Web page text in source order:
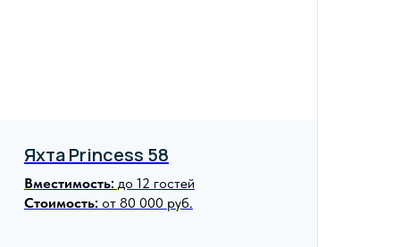
Яхта Princess 58
Вместимость: до 12 гостей
Стоимость: от 80 000 руб.